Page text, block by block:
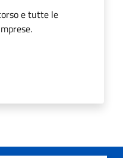
e tutte le